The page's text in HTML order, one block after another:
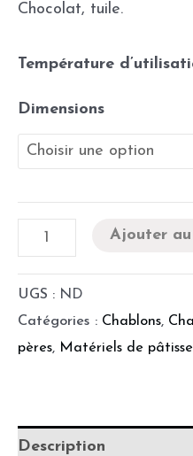
Chocolat, tuile.
Température
Dimensions
Ajouter
UGS : ND
Catégories : Chablons,
pères, Matériels de
Description